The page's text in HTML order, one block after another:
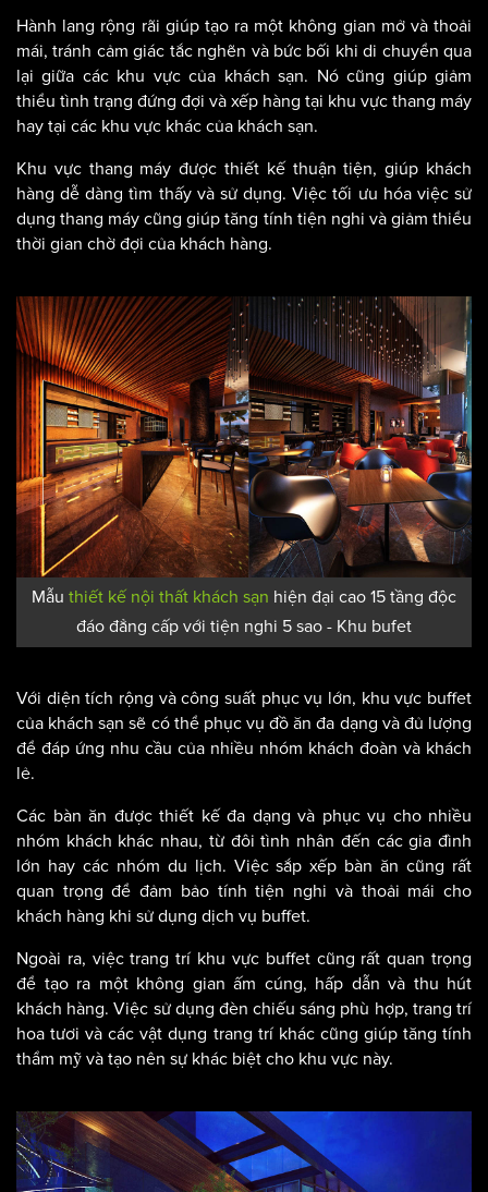
Hành lang rộng rãi giúp tạo ra một không gian mở và thoải
mái, tránh cảm giác tắc nghẽn và bức bối khi di chuyển qua
lại giữa các khu vực của khách sạn. Nó cũng giúp giảm
thiểu tình trạng đứng đợi và xếp hàng tại khu vực thang máy
hay tại các khu vực khác của khách sạn.
Khu vực thang máy được thiết kế thuận tiện, giúp khách
hàng dễ dàng tìm thấy và sử dụng. Việc tối ưu hóa việc sử
dụng thang máy cũng giúp tăng tính tiện nghi và giảm thiểu
thời gian chờ đợi của khách hàng.
Mẫu thiết kế nội thất khách sạn hiện đại cao 15 tầng độc
đáo đẳng cấp với tiện nghi 5 sao - Khu bufet
Với diện tích rộng và công suất phục vụ lớn, khu vực buffet
của khách sạn sẽ có thể phục vụ đồ ăn đa dạng và đủ lượng
để đáp ứng nhu cầu của nhiều nhóm khách đoàn và khách
lẻ.
Các bàn ăn được thiết kế đa dạng và phục vụ cho nhiều
nhóm khách khác nhau, từ đôi tình nhân đến các gia đình
lớn hay các nhóm du lịch. Việc sắp xếp bàn ăn cũng rất
quan trọng để đảm bảo tính tiện nghi và thoải mái cho
khách hàng khi sử dụng dịch vụ buffet.
Ngoài ra, việc trang trí khu vực buffet cũng rất quan trọng
để tạo ra một không gian ấm cúng, hấp dẫn và thu hút
khách hàng. Việc sử dụng đèn chiếu sáng phù hợp, trang trí
hoa tươi và các vật dụng trang trí khác cũng giúp tăng tính
thẩm mỹ và tạo nên sự khác biệt cho khu vực này.